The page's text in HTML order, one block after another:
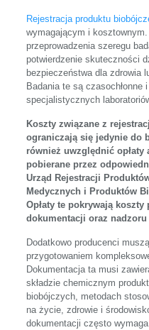
Rejestracja produktu
wymagającym i
przeprowadzenia szeregu
potwierdzenie skuteczności
bezpieczeństwa dla zdrowia
Badania te są czasochłonne
specjalistycznych
Koszty związane z
ograniczają się jedynie do
również uwzględnić
pobierane przez
Urząd Rejestracji
Medycznych i Produktów
Opłaty te pokrywają
dokumentacji oraz
Dodatkowo producenci
przygotowaniem
Dokumentacja ta musi
składzie chemicznym
biobójczych, metodach
na życie, zdrowie i
dokumentacji często